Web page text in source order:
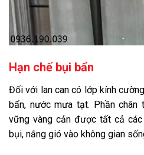
Hạn chế bụi bẩn
Đối với lan can có lớp kính
bẩn, nước mưa tạt. Phần
vững vàng cản được tất cả
bụi, nắng gió vào không gian